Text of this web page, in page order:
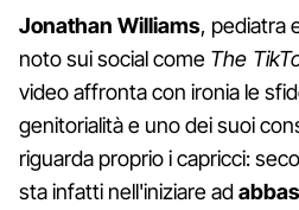
Jonathan Williams, pediatra
noto sui social come The
video affronta con ironia le
genitorialità e uno dei suoi
riguarda proprio i capricci:
sta infatti nell'iniziare ad